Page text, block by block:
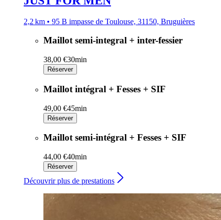
2,2 km • 95 B impasse de Toulouse, 31150, Bruguières
Maillot semi-integral + inter-fessier
38,00 €30min
Réserver
Maillot intégral + Fesses + SIF
49,00 €45min
Réserver
Maillot semi-intégral + Fesses + SIF
44,00 €40min
Réserver
Découvrir plus de prestations